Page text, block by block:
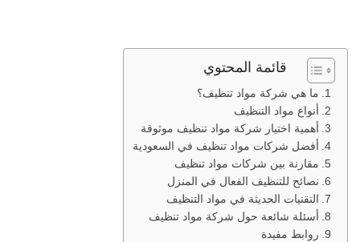
قائمة المحتوي
ما هي شركة مواد تنظيف؟
أنواع مواد التنظيف
أهمية اختيار شركة مواد تنظيف موثوقة
أفضل شركات مواد تنظيف في السعودية
مقارنة بين شركات مواد تنظيف
نصائح للتنظيف الفعال في المنزل
التقنيات الحديثة في مواد التنظيف
أسئلة شائعة حول شركة مواد تنظيف
روابط مفيدة